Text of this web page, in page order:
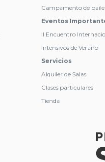
Campamento de
Eventos
II Encuentro
Intensivos de Verano
Servicios
Alquiler de Salas
Clases particulares
Tienda